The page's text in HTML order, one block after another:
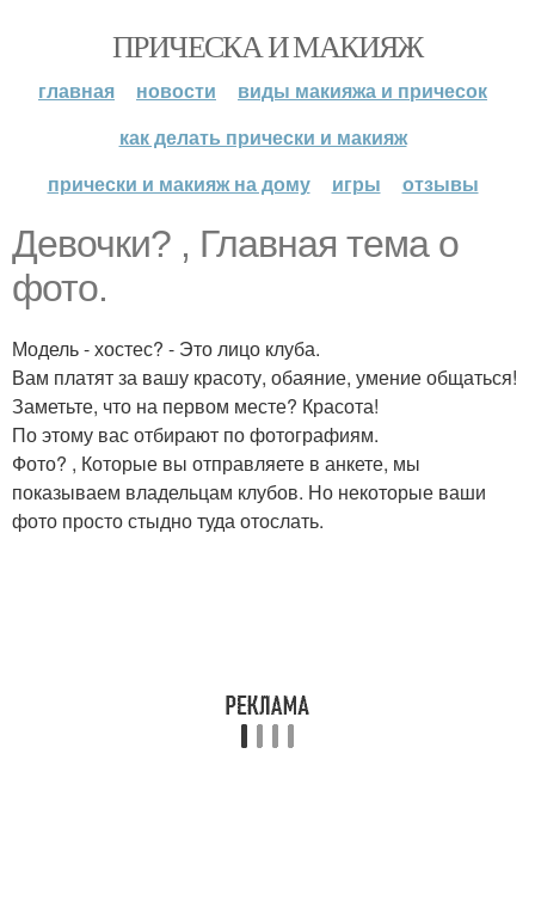
ПРИЧЕСКА И МАКИЯЖ
главная новости
виды макияжа и причесок
как делать прически и макияж
прически и макияж на дому
игры отзывы
Девочки? , Главная тема о
фото.
Модель - хостес? - Это лицо клуба.
Вам платят за вашу красоту, обаяние, умение общаться!
Заметьте, что на первом месте? Красота!
По этому вас отбирают по фотографиям.
Фото? , Которые вы отправляете в анкете, мы
показываем владельцам клубов. Но некоторые ваши
фото просто стыдно туда отослать.